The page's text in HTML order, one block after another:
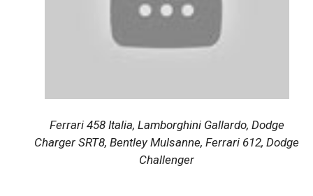
Ferrari 458 Italia, Lamborghini Gallardo, Dodge
Charger SRT8, Bentley Mulsanne, Ferrari 612, Dodge
Challenger